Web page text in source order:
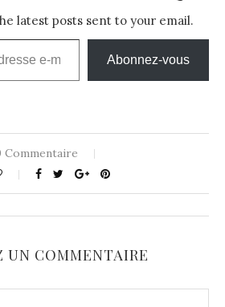
latest posts sent to your email.
Abonnez-vous
Commentaire
UN COMMENTAIRE